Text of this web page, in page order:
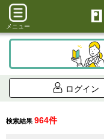
メニュー
ログイン
検索結果 964件